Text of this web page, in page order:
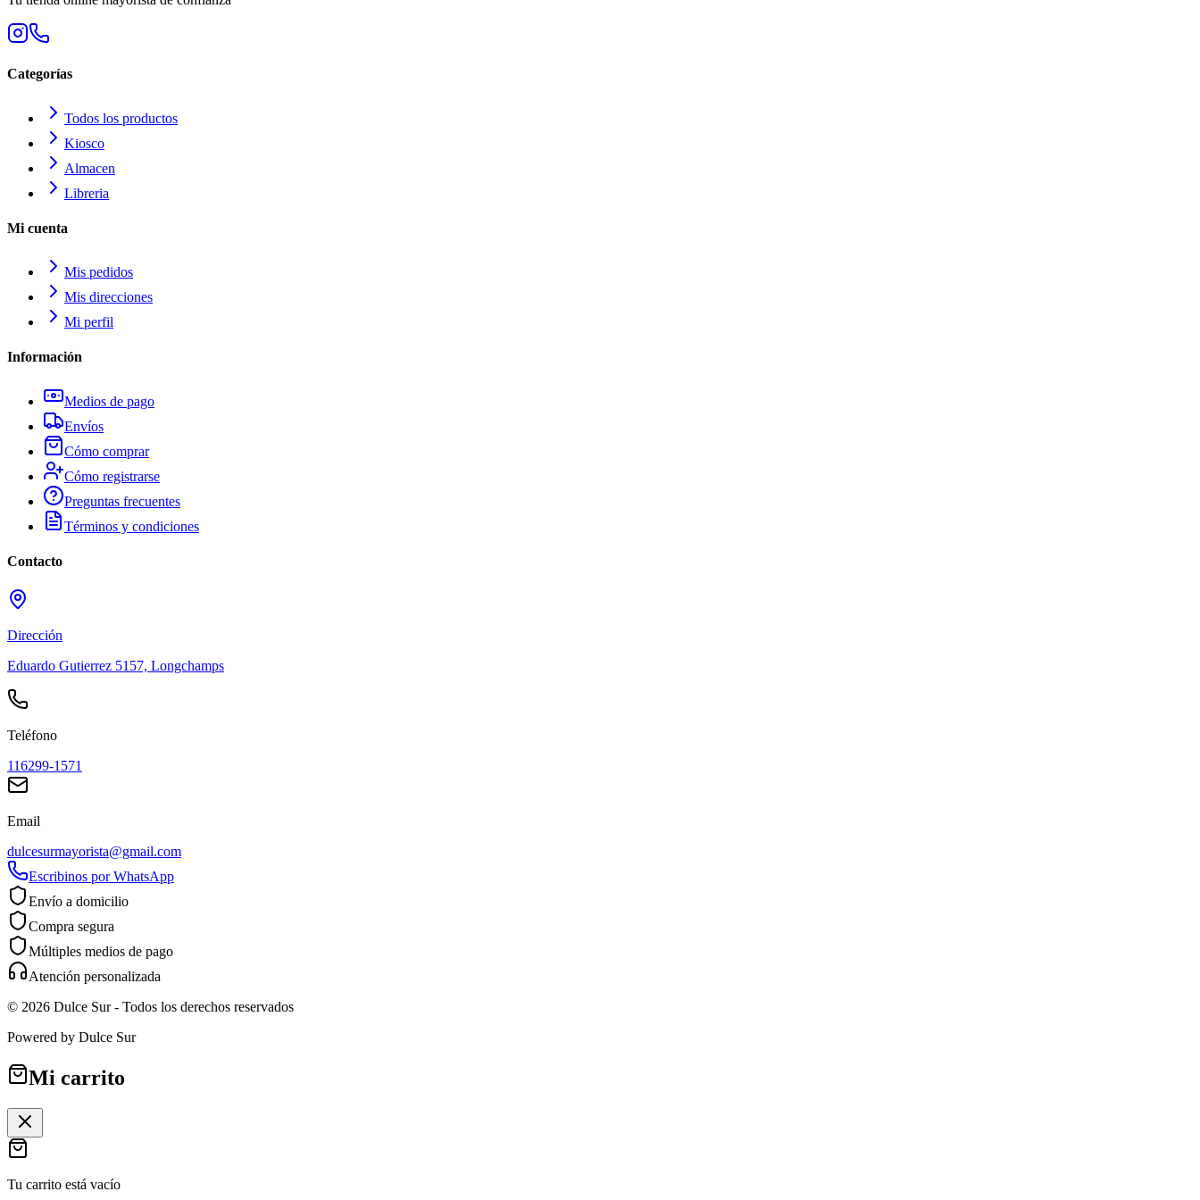
Categorías
Todos los productos
Kiosco
Almacen
Libreria
Mi cuenta
Mis pedidos
Mis direcciones
Mi perfil
Información
Medios de pago
Envíos
Cómo comprar
Cómo registrarse
Preguntas frecuentes
Términos y condiciones
Contacto
Dirección
Eduardo Gutierrez 5157, Longchamps
Teléfono
116299-1571
Email
dulcesurmayorista@gmail.com
Escribinos por WhatsApp
Envío a domicilio
Compra segura
Múltiples medios de pago
Atención personalizada
© 2026 Dulce Sur- Todos los derechos reservados
Powered by Dulce Sur
Mi carrito
Tu carrito está vacío